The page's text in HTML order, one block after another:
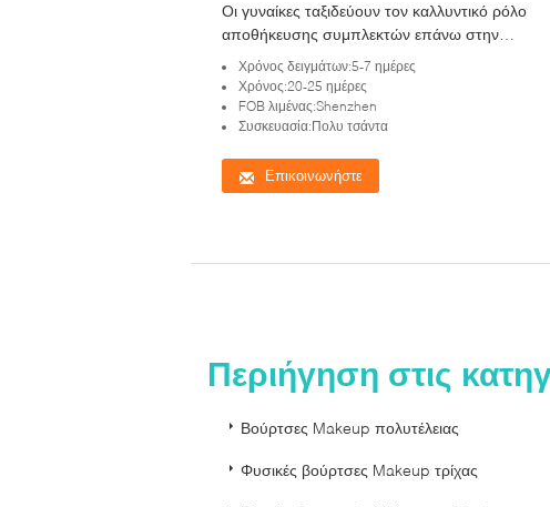
Οι γυναίκες ταξιδεύουν τον καλλυντικό ρόλο
αποθήκευσης συμπλεκτών επάνω στην
τσάντα Makeup με τον κάτοχο
Χρόνος δειγμάτων:5-7 ημέρες
Χρόνος:20-25 ημέρες
FOB λιμένας:Shenzhen
Συσκευασία:Πολυ τσάντα
Επικοινωνήστε
Περιήγηση στις
Βούρτσες Makeup πολυτέλειας
Φυσικές βούρτσες Makeup τρίχας